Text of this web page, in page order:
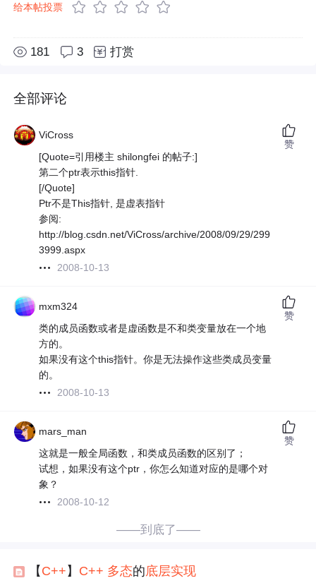
给本帖投票
181 3 打赏
全部评论
ViCross
[Quote=引用楼主 shilongfei 的帖子:]
第二个ptr表示this指针.
[/Quote]
Ptr不是This指针, 是虚表指针
参阅:
http://blog.csdn.net/ViCross/archive/2008/09/29/299
3999.aspx
2008-10-13
赞
mxm324
类的成员函数或者是虚函数是不和类变量放在一个地
方的。
如果没有这个this指针。你是无法操作这些类成员变量
的。
2008-10-13
赞
mars_man
这就是一般全局函数，和类成员函数的区别了；
试想，如果没有这个ptr，你怎么知道对应的是哪个对
象？
2008-10-12
赞
——到底了——
【 C++ 】 C++ 多态的底层实现